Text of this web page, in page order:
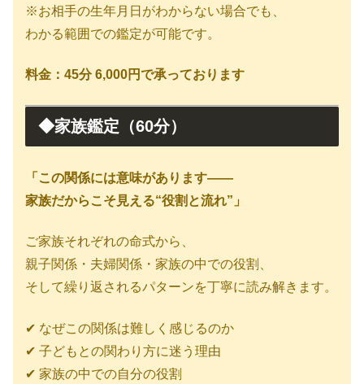
※お相手の生年月日がわからない場合でも、
わかる範囲での鑑定が可能です。
料金：45分 6,000円で承っております
◆家族鑑定（60分）
「この関係には意味があります——
家族だからこそ見える“役割と流れ”」
ご家族それぞれの命式から、
親子関係・夫婦関係・家族の中での役割、
そして繰り返されるパターンを丁寧に読み解きます。
✔ なぜこの関係は難しく感じるのか
✔ 子どもとの関わり方に迷う理由
✔ 家族の中での自分の役割